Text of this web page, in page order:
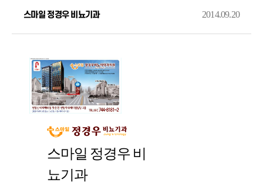
스마일 정경우 비뇨기과 2014.09.20
스마일 정경우 비
뇨기과